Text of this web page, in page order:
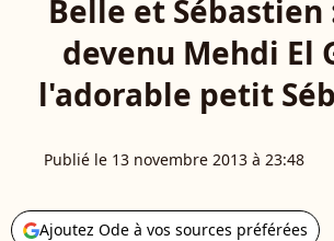
Belle et Sébastien
devenu Mehdi El
l'adorable petit
Publié le 13 novembre 2013 à 23:48
Ajoutez Ode à vos sources préférées